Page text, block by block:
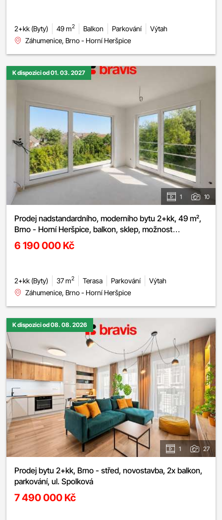
2+kk (Byty) 49 m2 Balkon Parkování
Výtah
Záhumenice, Brno - Horní Heršpice
K dispozici od 01. 03. 2027
1 10
Prodej nadstandardního, moderního bytu 2+kk, 49 m²,
Brno - Horní Heršpice, balkon, sklep, možnost
parkování
6 190 000 Kč
2+kk (Byty) 37 m2 Terasa Parkování
Výtah
Záhumenice, Brno - Horní Heršpice
K dispozici od 08. 08. 2026
1 27
Prodej bytu 2+kk, Brno - střed, novostavba, 2x balkon,
parkování, ul. Spolková
7 490 000 Kč